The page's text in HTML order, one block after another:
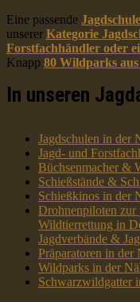
Eine passende
unserer Kategorie
Forstfachhändler oder
Knapp 80 Wildparks
In unseren
Jagdschulen in der
Jagd- und
Büchsenmacher &
Schießstände &
Schießkinos in der
Drohnenpiloten zur
Wildtierrettung in
Jagdverbände &
Präparatoren in der
Wildparks in der
Schwarzwildgatter